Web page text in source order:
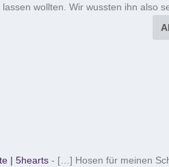
wollten. Wir wussten ihn also
| 5hearts - […] Hosen für meinen